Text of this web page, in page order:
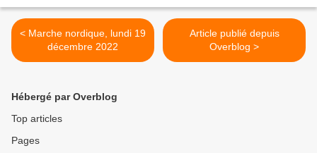
< Marche nordique, lundi 19
décembre 2022
Article publié depuis
Overblog >
Hébergé par Overblog
Top articles
Pages